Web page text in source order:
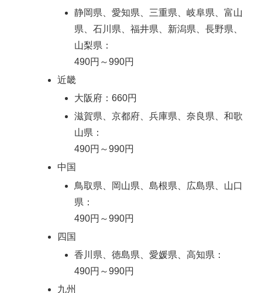
静岡県、愛知県、三重県、岐阜県、富山
県、石川県、福井県、新潟県、長野県、
山梨県：
490円～990円
近畿
大阪府：660円
滋賀県、京都府、兵庫県、奈良県、和歌
山県：
490円～990円
中国
鳥取県、岡山県、島根県、広島県、山口
県：
490円～990円
四国
香川県、徳島県、愛媛県、高知県：
490円～990円
九州